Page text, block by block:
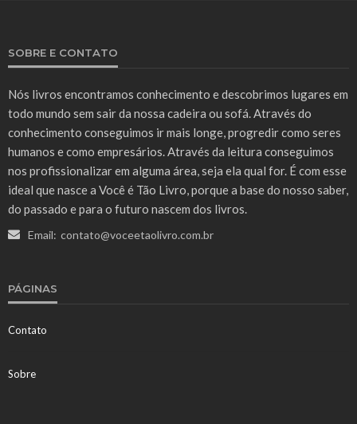
SOBRE E CONTATO
Nós livros encontramos conhecimento e descobrimos lugares em
todo mundo sem sair da nossa cadeira ou sofá. Através do
conhecimento conseguimos ir mais longe, progredir como seres
humanos e como empresários. Através da leitura conseguimos
nos profissionalizar em alguma área, seja ela qual for. É com esse
ideal que nasce a Você é Tão Livro, porque a base do nosso saber,
do passado e para o futuro nascem dos livros.
Email: contato@voceetaolivro.com.br
PÁGINAS
Contato
Sobre